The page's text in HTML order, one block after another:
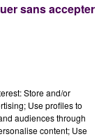
Store and/or
Use profiles to
audiences through
content; Use
sans accepter